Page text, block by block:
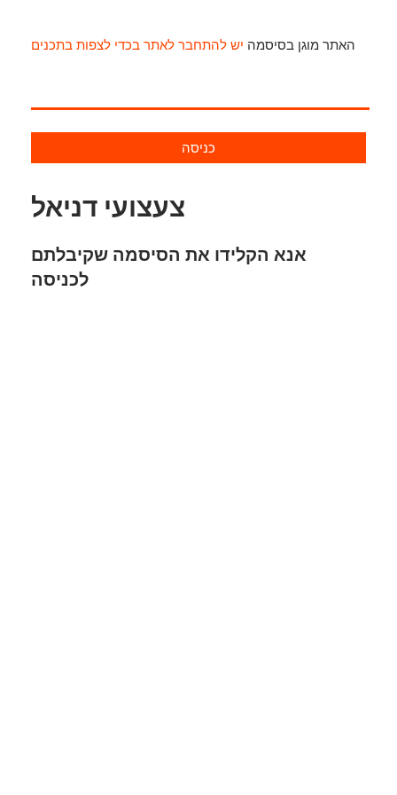
האתר מוגן בסיסמה יש להתחבר לאתר בכדי לצפות בתכנים
כניסה
צעצועי דניאל
אנא הקלידו את הסיסמה שקיבלתם
לכניסה